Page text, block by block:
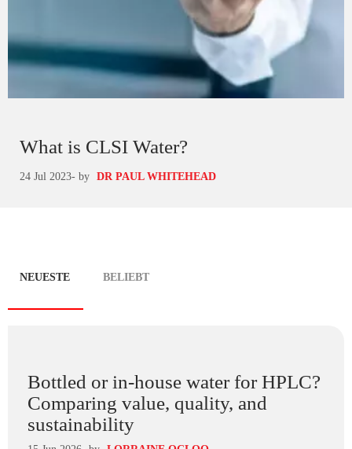
What is CLSI Water?
24 Jul 2023- by DR PAUL WHITEHEAD
Blog
tabs
NEUESTE
(ACTIVE
BELIEBT
Bottled or in-house water for HPLC?
Comparing value, quality, and
sustainability